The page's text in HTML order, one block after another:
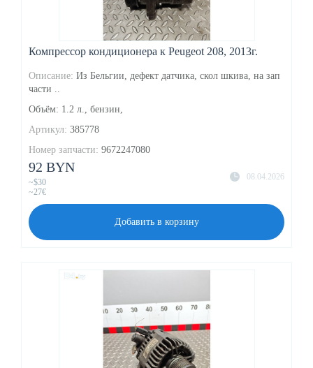
Компрессор кондиционера к Peugeot 208, 2013г.
Описание: Из Бельгии, дефект датчика, скол шкива, на зап
части ..
Объём: 1.2 л., бензин,
Артикул: 385778
Номер запчасти: 9672247080
08.04.2026
92 BYN
~$30
~27€
Добавить в корзину